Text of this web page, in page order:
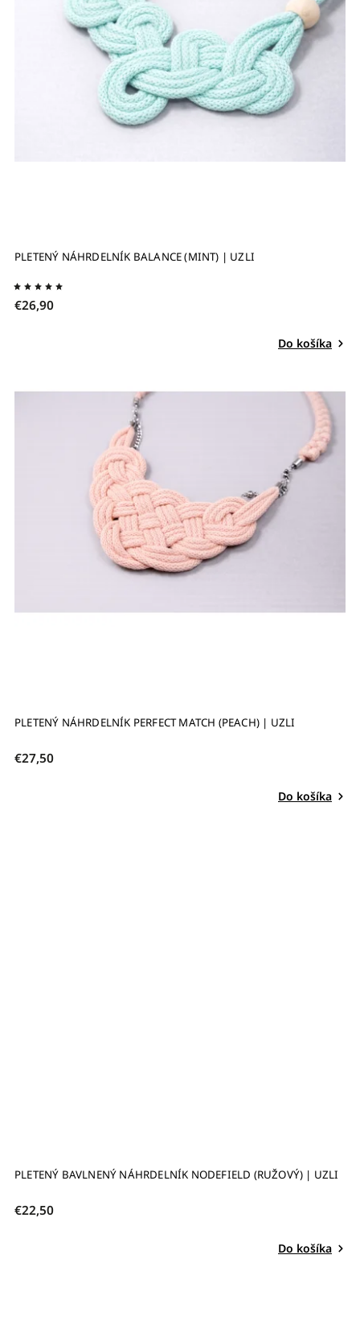
PLETENÝ NÁHRDELNÍK BALANCE (MINT) | UZLI
€26,90
Do košíka
PLETENÝ NÁHRDELNÍK PERFECT MATCH (PEACH) | UZLI
€27,50
Do košíka
PLETENÝ BAVLNENÝ NÁHRDELNÍK NODEFIELD (RUŽOVÝ) | UZLI
€22,50
Do košíka